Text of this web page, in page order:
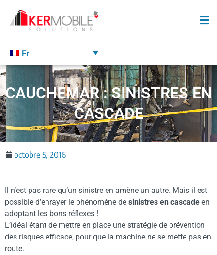
Fr
CAUCHEMAR : SINISTRES EN
CASCADE
octobre 5, 2016
Il n’est pas rare qu’un sinistre en amène un autre. Mais il est
possible d’enrayer le phénomène de sinistres en cascade en
adoptant les bons réflexes !
L’idéal étant de mettre en place une stratégie de prévention
des risques efficace, pour que la machine ne se mette pas en
route.